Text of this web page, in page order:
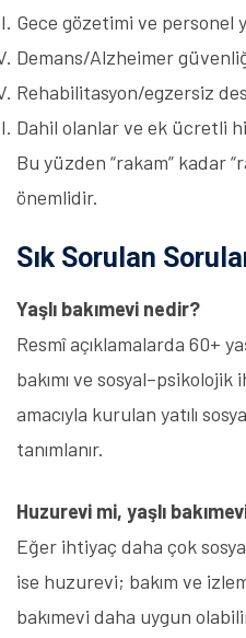
Gece gözetimi ve personel
Demans/Alzheimer
Rehabilitasyon/egzersiz
Dahil olanlar ve ek ücretli
Bu yüzden “rakam” kadar
önemlidir.
Sık Sorulan
Yaşlı bakımevi nedir?
Resmî açıklamalarda 60+
bakımı ve sosyal–psikolojik
amacıyla kurulan yatılı
tanımlanır.
Huzurevi mi, yaşlı
Eğer ihtiyaç daha çok
ise huzurevi; bakım ve
bakımevi daha uygun